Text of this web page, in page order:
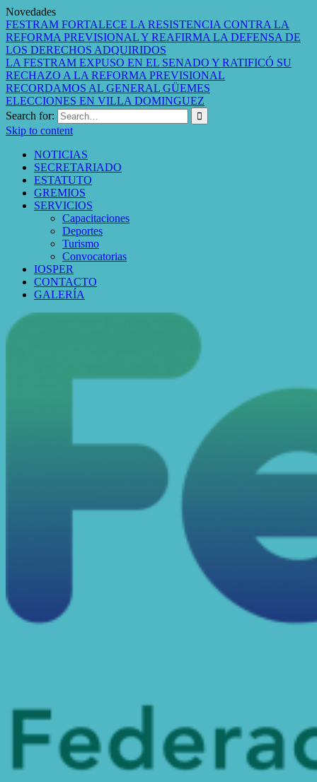
Novedades
FESTRAM FORTALECE LA RESISTENCIA CONTRA LA
REFORMA PREVISIONAL Y REAFIRMA LA DEFENSA DE
LOS DERECHOS ADQUIRIDOS
LA FESTRAM EXPUSO EN EL SENADO Y RATIFICÓ SU
RECHAZO A LA REFORMA PREVISIONAL
RECORDAMOS AL GENERAL GÜEMES
ELECCIONES EN VILLA DOMINGUEZ
Search for:
Skip to content
NOTICIAS
SECRETARIADO
ESTATUTO
GREMIOS
SERVICIOS
Capacitaciones
Deportes
Turismo
Convocatorias
IOSPER
CONTACTO
GALERÍA